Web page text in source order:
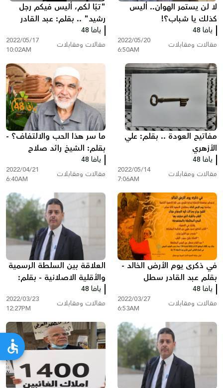
لا لن يستمر الهوان.. أليس
كذلك يا شباب؟!
يافا 48
مقالات ومقابلات
2022/05/20
6:50AM
"تبًا لكم، أليس فيكم رجل
رشيد" .. بقلم: عبد القادر
سطل
يافا 48
مقالات ومقابلات
2022/05/17
10:02AM
مفاتيح العودة .. بقلم: علي
الأزهري
يافا 48
مقالات ومقابلات
2022/05/14
7:06AM
ما سر هذا الحب والالتفاف؟ -
بقلم: الشيخ رائد صلاح
يافا 48
مقالات ومقابلات
2022/04/21
6:40AM
في ذكرى يوم الأرض الخالد -
بقلم عبد القادر سطل
يافا 48
مقالات ومقابلات
2022/03/27
6:53AM
العلاقة بين السلطة الرسمية
والأقلية الاصلانية - بقلم:
المحامي خالد زبارقة
يافا 48
مقالات ومقابلات
2022/03/23
12:27PM